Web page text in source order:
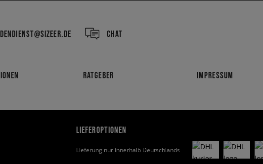
CHAT
RATGEBER IMPRESSUM
LIEFEROPTIONEN
Lieferung nur innerhalb Deutschlands